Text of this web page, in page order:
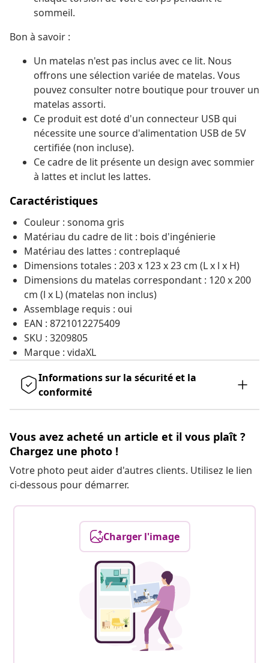
sommeil.
Bon à savoir :
Un matelas n'est pas inclus avec ce lit. Nous
offrons une sélection variée de matelas. Vous
pouvez consulter notre boutique pour trouver un
matelas assorti.
Ce produit est doté d'un connecteur USB qui
nécessite une source d'alimentation USB de 5V
certifiée (non incluse).
Ce cadre de lit présente un design avec sommier
à lattes et inclut les lattes.
Caractéristiques
Couleur : sonoma gris
Matériau du cadre de lit : bois d'ingénierie
Matériau des lattes : contreplaqué
Dimensions totales : 203 x 123 x 23 cm (L x l x H)
Dimensions du matelas correspondant : 120 x 200
cm (l x L) (matelas non inclus)
Assemblage requis : oui
EAN : 8721012275409
SKU : 3209805
Marque : vidaXL
Informations sur la sécurité et la
conformité
Vous avez acheté un article et il vous plaît ?
Chargez une photo !
Votre photo peut aider d'autres clients. Utilisez le lien
ci-dessous pour démarrer.
Charger l'image